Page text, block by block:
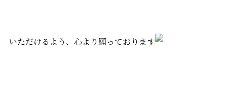
いただけるよう、心より願っております